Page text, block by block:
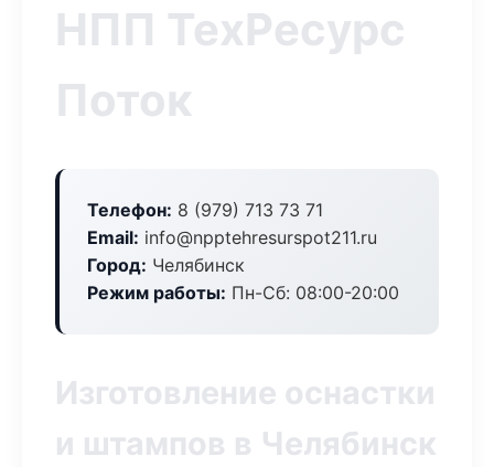
НПП ТехРесурс
Поток
Телефон: 8 (979) 713 73 71
Email: info@npptehresurspot211.ru
Город: Челябинск
Режим работы: Пн-Сб: 08:00-20:00
Изготовление оснастки
и штампов в Челябинск